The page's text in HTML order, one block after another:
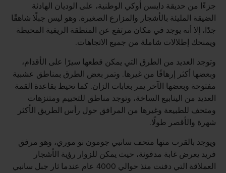
جزءًا من حديقة دايسن أوكي الوطنية، على الوديان الهادئة
الضيقة المليئة بالأشجار والمزارع الصغيرة. وهو ليس جبلًا شاهقًا
جدًا، إلا أنه يوجد في مكان مرتفع عن المنطقة الريفية المحيطة
ويمنحك إطلالات شاملة من جميع الاتجاهات.
وتوجد العديد من الطرق التي يمكن قطعها سيرًا على الأقدام،
وبعضها أكثر إرهاقًا من غيرها. وتمر بعض الطرق بمناطق عشبية
مفتوحة وبعضها الآخر يمر بغابات الزان. كما تحيط بقاعدة القمة
العديد من الينابيع الساخة، وتوجد مناطق للتخييم ومتنزهات
ومتحف للطبيعة وغيرها من المرافق حول رأس الطريق الأكثر
شهرة والأقصر طولًا.
ويوجد بالقرب منها متحف سانبي جومون نو موري، وهو مرفق
فريد يعرض غابة مدفونة، حيث يمكن للزوار رؤية الأشجار
العملاقة التي دفنت منذ حوالي 4000 عام عندما ثار جبل سانبي